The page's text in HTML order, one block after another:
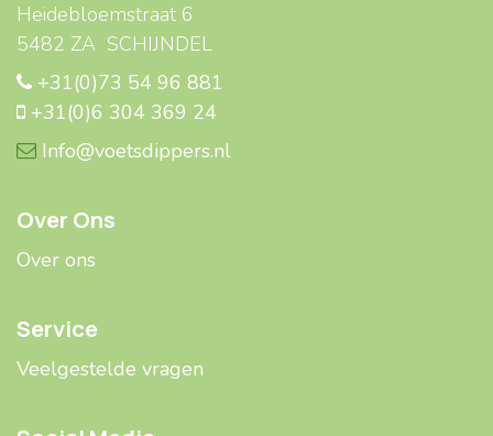
Heidebloemstraat 6
5482 ZA SCHIJNDEL
+31(0)73 54 96 881
+31(0)6 304 369 24
Info@voetsdippers.nl
Over Ons
Over ons
Service
Veelgestelde ​​vragen